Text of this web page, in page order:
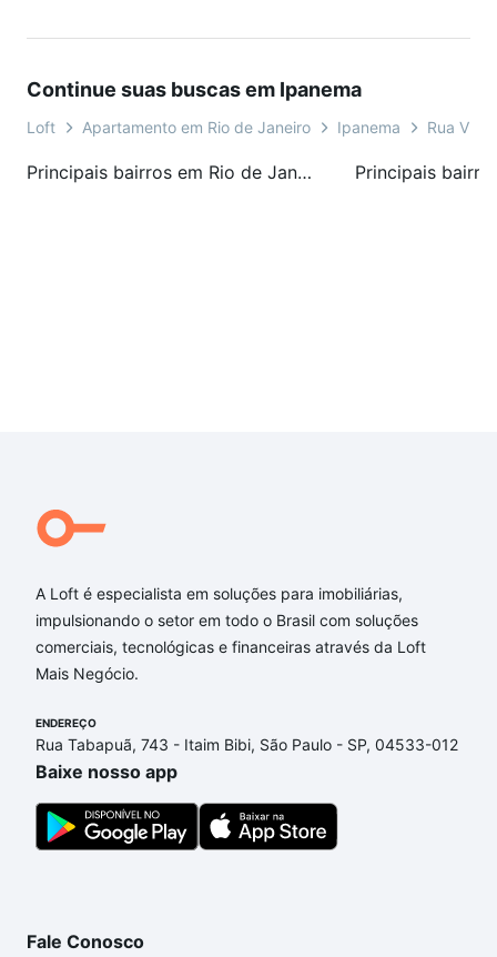
Continue suas buscas em Ipanema
Loft Apartamento em Rio de Janeiro Ipanema Rua
Principais bairros em Rio de Janeiro, RJ
A Loft é especialista em soluções para imobiliárias,
impulsionando o setor em todo o Brasil com soluções
comerciais, tecnológicas e financeiras através da Loft
Mais Negócio.
ENDEREÇO
Rua Tabapuã, 743 - Itaim Bibi, São Paulo - SP, 04533-012
Baixe nosso app
Fale Conosco